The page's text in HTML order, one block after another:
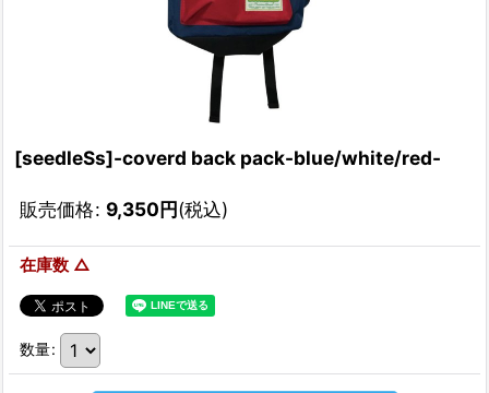
[seedleSs]-coverd back pack-blue/white/red-
販売価格: 9,350円(税込)
在庫数 △
数量: